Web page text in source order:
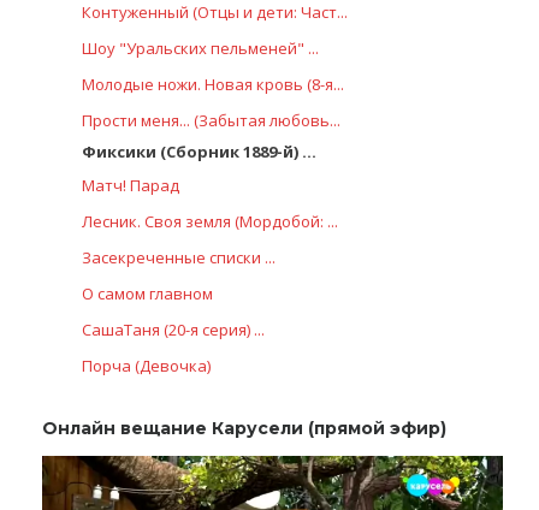
Контуженный (Отцы и дети: Част...
Шоу "Уральских пельменей" ...
Молодые ножи. Новая кровь (8-я...
Прости меня... (Забытая любовь...
Фиксики (Сборник 1889-й) ...
Матч! Парад
Лесник. Своя земля (Мордобой: ...
Заcекрeченные списки ...
О самом главном
СашаТаня (20-я серия) ...
Порча (Девочка)
Онлайн вещание Карусели (прямой эфир)